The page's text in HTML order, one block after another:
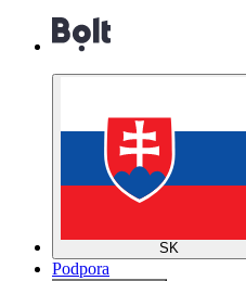
SK
Podpora